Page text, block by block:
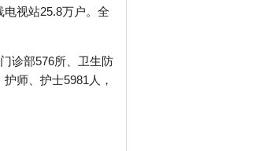
视站25.8万户。全
诊部576所、卫生防
师、护士5981人，